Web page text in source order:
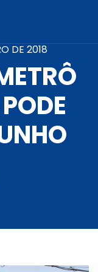
DE 2018